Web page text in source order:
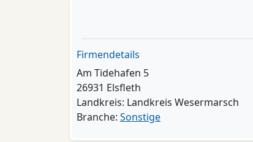
Firmendetails
Am Tidehafen 5
26931 Elsfleth
Landkreis: Landkreis Wesermarsch
Branche: Sonstige